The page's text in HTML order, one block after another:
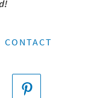
CONTACT